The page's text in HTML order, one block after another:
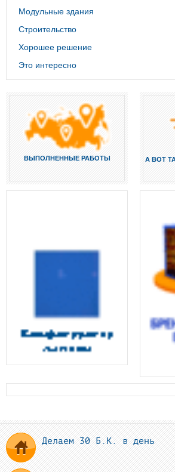
Модульные здания
Строительство
Хорошее решение
Это интересно
ВЫПОЛНЕННЫЕ РАБОТЫ А ВОТ
Делаем 30 Б.К. в день